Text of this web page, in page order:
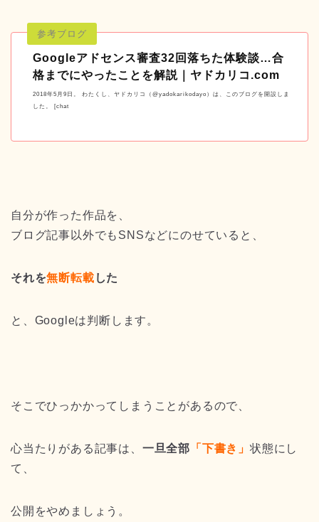
Googleアドセンス審査32回落ちた体験談…合
格までにやったことを解説｜ヤドカリコ.com
2018年5月9日。 わたくし、ヤドカリコ（@yadokarikodayo）は、このブログを開設しま
した。 [chat
自分が作った作品を、
ブログ記事以外でもSNSなどにのせていると、
それを無断転載 した
と、Googleは判断します。
そこでひっかかってしまうことがあるので、
心当たりがある記事は、 一旦全部 「下書き」状態にし
て、
公開をやめましょう。